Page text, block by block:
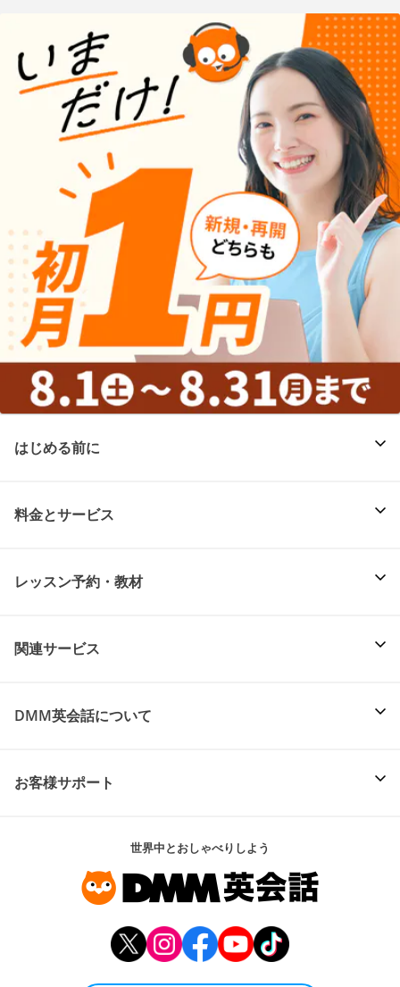
はじめる前に
料金とサービス
レッスン予約・教材
関連サービス
DMM英会話について
お客様サポート
世界中とおしゃべりしよう